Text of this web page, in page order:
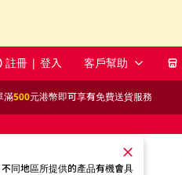
註冊 | 登入 客戶幫助
滿500元港幣即可享有免費送貨服務
同地區所提供的產品有機會具